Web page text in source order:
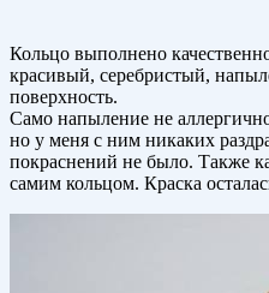
Кольцо выполнено
красивый, серебристый,
поверхность.
Само напыление не
но у меня с ним никаких
покраснений не было. Также
самим кольцом. Краска